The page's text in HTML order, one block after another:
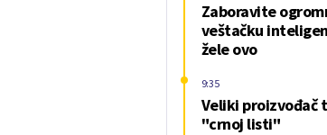
Zaboravite
veštačku
žele ovo
Veliki proizvođač
"crnoj listi"
9:35